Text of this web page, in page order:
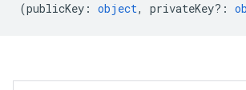
(publicKey : object, privateKey? :